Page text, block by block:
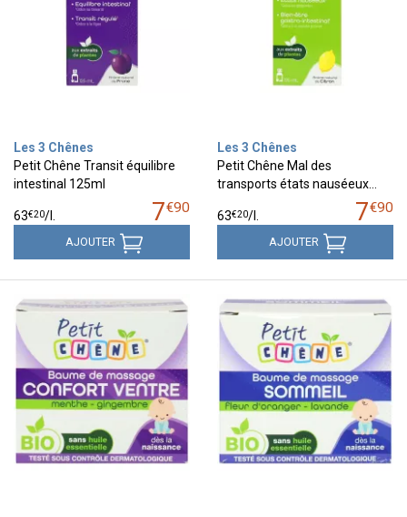
Les 3 Chênes
Petit Chêne Transit équilibre
intestinal 125ml
7€90
63€20/
AJOUTER
Les 3 Chênes
Petit Chêne Mal des
transports états nauséeux…
7€90
63€20/
AJOUTER